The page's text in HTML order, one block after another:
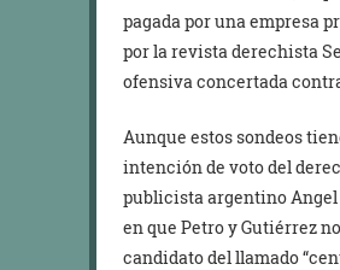
pagada por una empresa
por la revista derechista
ofensiva concertada
Aunque estos sondeos
intención de voto del
publicista argentino Angel
en que Petro y Gutiérrez
candidato del llamado